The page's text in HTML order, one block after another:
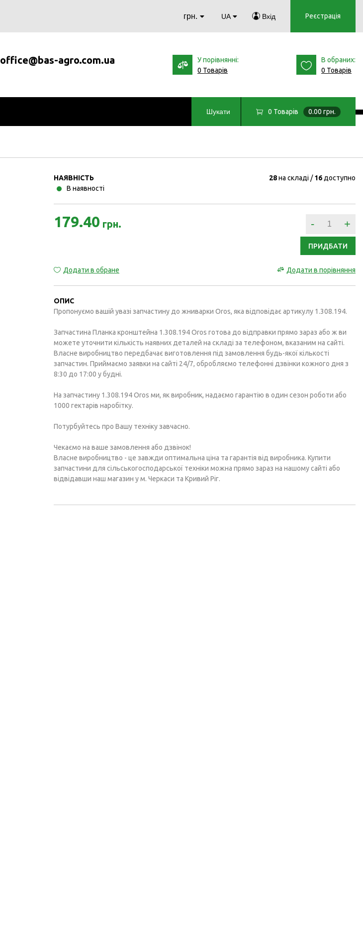
грн. UA Вхід Реєстрація
office@bas-agro.com.ua
У порівнянні:
0 Товарів
В обраних:
0 Товарів
Шукати 0 Товарів 0.00 грн.
НАЯВНІСТЬ
В наявності
28на складі 16 доступно
179.40 грн. - +
ПРИДБАТИ
Додати в обране Додати в порівняння
ОПИС
Пропонуємо вашій увазі запчастину до жниварки Oros, яка відповідає артикулу 1.308.194.
Запчастина Планка кронштейна 1.308.194 Oros готова до відправки прямо зараз або ж ви
можете уточнити кількість наявних деталей на складі за телефоном, вказаним на сайті.
Власне виробництво передбачає виготовлення під замовлення будь-якої кількості
запчастин. Приймаємо заявки на сайті 24/7, обробляємо телефонні дзвінки кожного дня з
8:30 до 17:00 у будні.
На запчастину 1.308.194 Oros ми, як виробник, надаємо гарантію в один сезон роботи або
1000 гектарів наробітку.
Потурбуйтесь про Вашу техніку завчасно.
Чекаємо на ваше замовлення або дзвінок!
Власне виробництво - це завжди оптимальна ціна та гарантія від виробника. Купити
запчастини для сільськогосподарської техніки можна прямо зараз на нашому сайті або
відвідавши наш магазин у м. Черкаси та Кривий Ріг.